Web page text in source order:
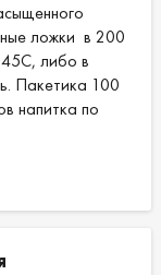
ложки в 200
либо в
Пакетика 100
напитка по